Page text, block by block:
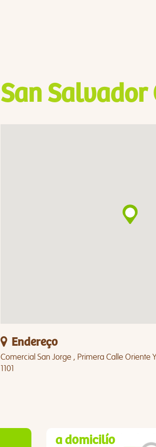
San Salvador
Endereço
Comercial San Jorge , Primera Calle Oriente
1101
a domicilío